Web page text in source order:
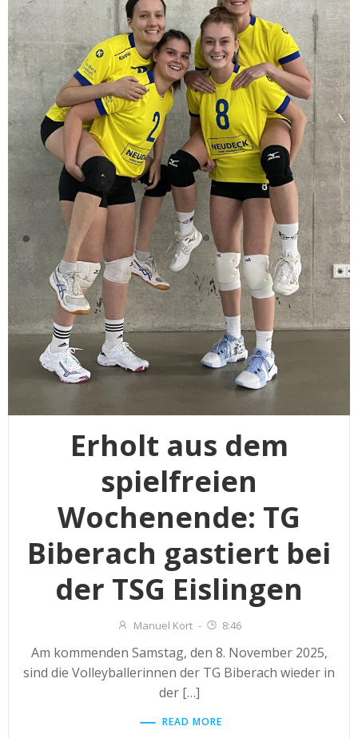
Erholt aus dem
spielfreien
Wochenende: TG
Biberach gastiert bei
der TSG Eislingen
Manuel Kort - 8:46
Am kommenden Samstag, den 8. November 2025,
sind die Volleyballerinnen der TG Biberach wieder in
der […]
READ MORE